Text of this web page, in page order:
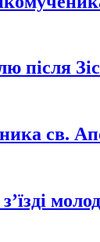
після
св.